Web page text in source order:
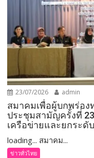
23/07/2026 admin
สมาคมเพื่อผู้บกพร่อง
ประชุมสามัญครั้งที่
เครือข่ายและยกระดั
loading... สมาคม...
ข่าวทั่วไทย